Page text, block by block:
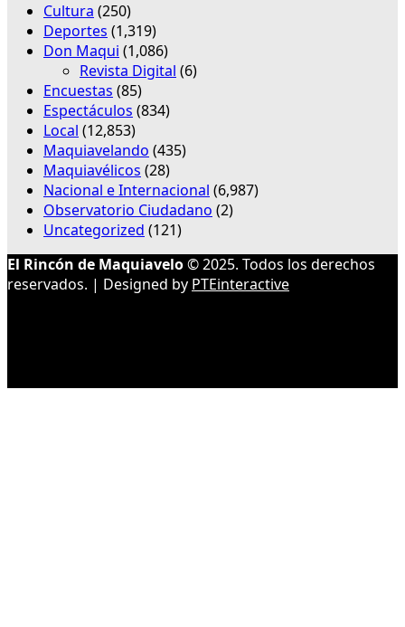
Cultura (250)
Deportes (1,319)
Don Maqui (1,086)
Revista Digital (6)
Encuestas (85)
Espectáculos (834)
Local (12,853)
Maquiavelando (435)
Maquiavélicos (28)
Nacional e Internacional (6,987)
Observatorio Ciudadano (2)
Uncategorized (121)
El Rincón de Maquiavelo© 2025. Todos los derechos
reservados. | Designed by PTEinteractive